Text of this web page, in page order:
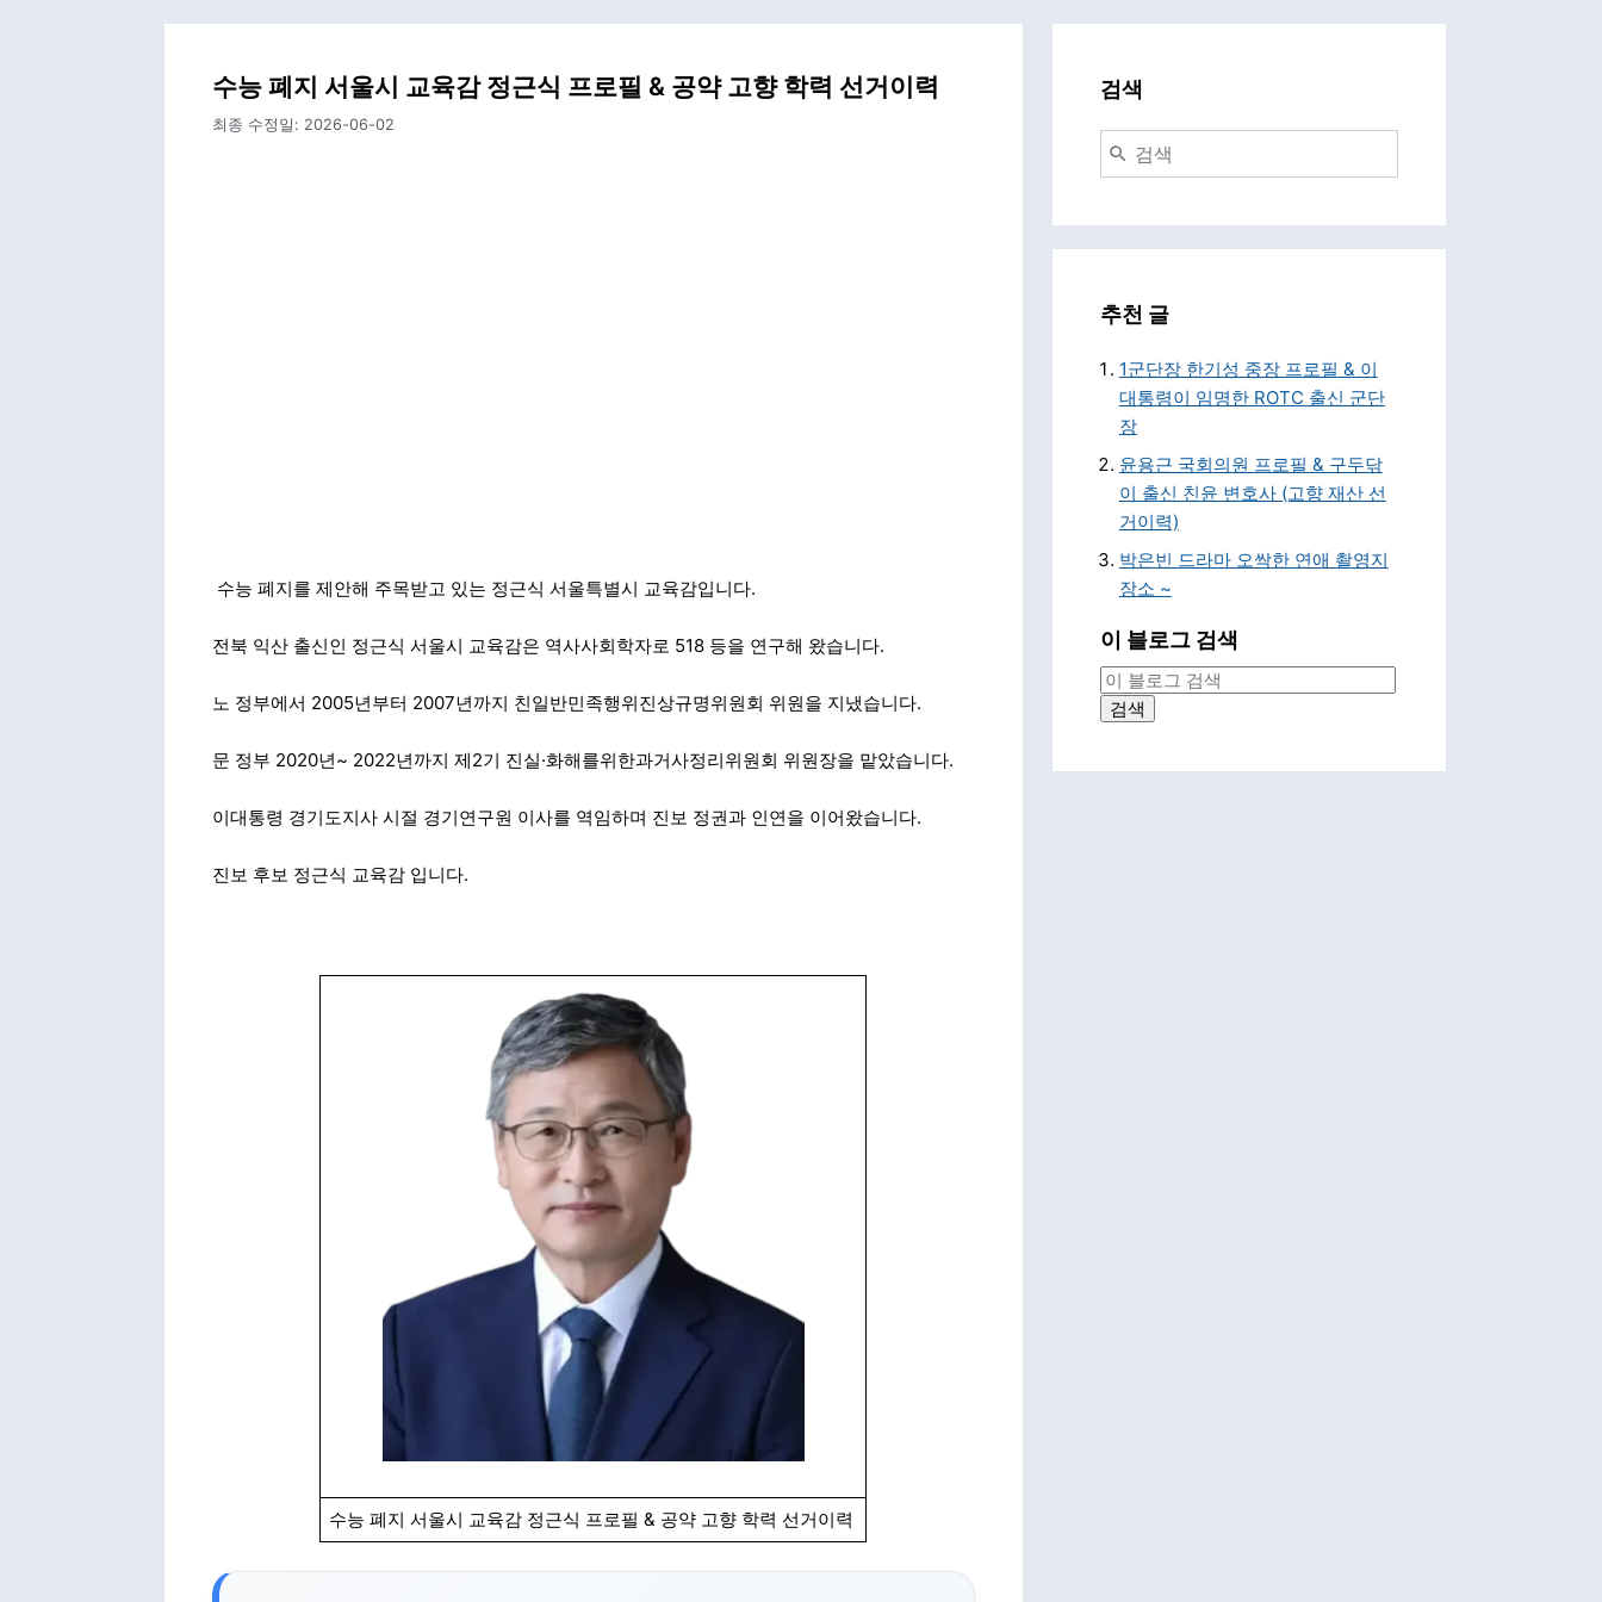
수능 폐지 서울시 교육감 정근식 프로필 & 공약 고향 학력 선거이력
최종 수정일: 2026-06-02
수능 폐지를 제안해 주목받고 있는 정근식 서울특별시 교육감입니다.
전북 익산 출신인 정근식 서울시 교육감은 역사사회학자로 518 등을 연구해 왔습니다.
노 정부에서 2005년부터 2007년까지 친일반민족행위진상규명위원회 위원을 지냈습니다.
문 정부 2020년~ 2022년까지 제2기 진실·화해를위한과거사정리위원회 위원장을 맡았습니다.
이대통령 경기도지사 시절 경기연구원 이사를 역임하며 진보 정권과 인연을 이어왔습니다.
진보 후보 정근식 교육감 입니다.
수능 폐지 서울시 교육감 정근식 프로필 & 공약 고향 학력 선거이력
검색
추천 글
1군단장 한기성 중장 프로필 & 이
대통령이 임명한 ROTC 출신 군단
장
윤용근 국회의원 프로필 & 구두닦
이 출신 친윤 변호사 (고향 재산 선
거이력)
박은빈 드라마 오싹한 연애 촬영지
장소 ~
이 블로그 검색